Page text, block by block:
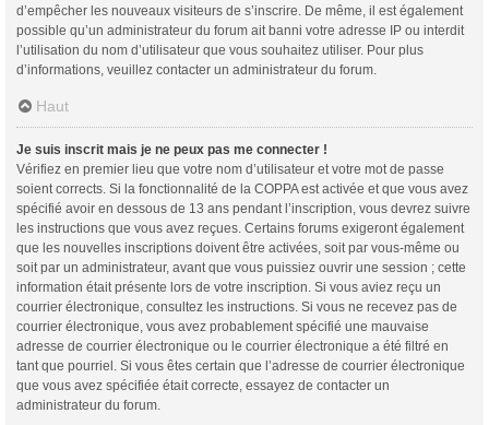
d’empêcher les nouveaux visiteurs de s’inscrire. De même, il est également
possible qu’un administrateur du forum ait banni votre adresse IP ou interdit
l’utilisation du nom d’utilisateur que vous souhaitez utiliser. Pour plus
d’informations, veuillez contacter un administrateur du forum.
Haut
Je suis inscrit mais je ne peux pas me connecter !
Vérifiez en premier lieu que votre nom d’utilisateur et votre mot de passe
soient corrects. Si la fonctionnalité de la COPPA est activée et que vous avez
spécifié avoir en dessous de 13 ans pendant l’inscription, vous devrez suivre
les instructions que vous avez reçues. Certains forums exigeront également
que les nouvelles inscriptions doivent être activées, soit par vous-même ou
soit par un administrateur, avant que vous puissiez ouvrir une session ; cette
information était présente lors de votre inscription. Si vous aviez reçu un
courrier électronique, consultez les instructions. Si vous ne recevez pas de
courrier électronique, vous avez probablement spécifié une mauvaise
adresse de courrier électronique ou le courrier électronique a été filtré en
tant que pourriel. Si vous êtes certain que l’adresse de courrier électronique
que vous avez spécifiée était correcte, essayez de contacter un
administrateur du forum.